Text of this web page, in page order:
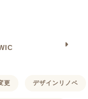
更 デザインリノベ